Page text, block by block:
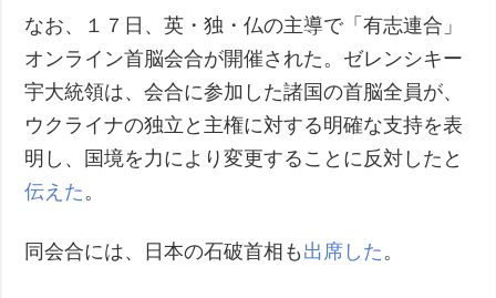
なお、１７日、英・独・仏の主導で「有志連合」
オンライン首脳会合が開催された。ゼレンシキー
宇大統領は、会合に参加した諸国の首脳全員が、
ウクライナの独立と主権に対する明確な支持を表
明し、国境を力により変更することに反対したと
伝えた 。
同会合には、日本の石破首相も 出席した 。